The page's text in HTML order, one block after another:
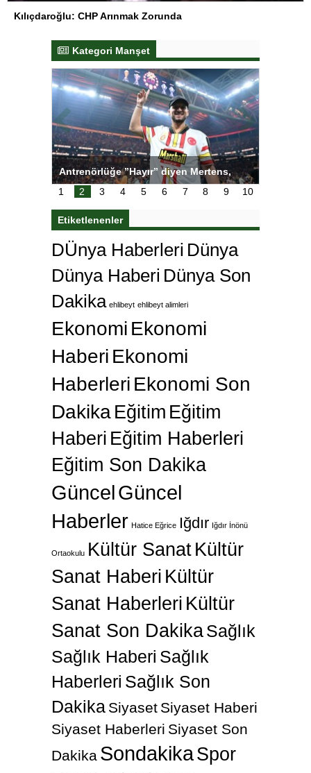
Kılıçdaroğlu: CHP Arınmak Zorunda
Kategori Manşet
Salihli Sporcuları Kuraş’ta Gururlandırdı
1 2 3 4 5 6 7 8 9 10
Etiketlenenler
DÜnya Haberleri Dünya
Dünya Haberi Dünya Son
Dakika ehlibeyt ehlibeyt alimleri
Ekonomi Ekonomi
Haberi Ekonomi
Haberleri Ekonomi Son
Dakika Eğitim Eğitim
Haberi Eğitim Haberleri
Eğitim Son Dakika
GüncelGüncel
Haberler Hatice Eğrice Iğdır Iğdır İnönü
Ortaokulu Kültür SanatKültür
Sanat Haberi Kültür
Sanat Haberleri Kültür
Sanat Son DakikaSağlık
Sağlık Haberi Sağlık
Haberleri Sağlık Son
Dakika Siyaset Siyaset Haberi
Siyaset Haberleri Siyaset Son
Dakika SondakikaSpor